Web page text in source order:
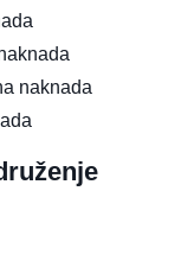
naknada